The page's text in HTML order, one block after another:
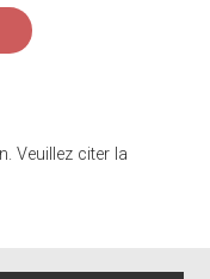
Veuillez citer la